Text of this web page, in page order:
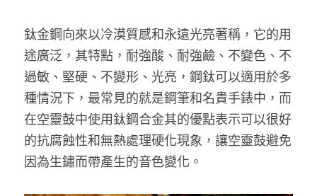
鈦金鋼向來以冷漠質感和永遠光亮著稱，它的用
途廣泛，其特點，耐強酸、耐強鹼、不變色、不
過敏、堅硬、不變形、光亮，鋼鈦可以適用於多
種情況下，最常見的就是鋼筆和名貴手錶中，而
在空靈鼓中使用鈦鋼合金其的優點表示可以很好
的抗腐蝕性和無熱處理硬化現象，讓空靈鼓避免
因為生鏽而帶產生的音色變化。